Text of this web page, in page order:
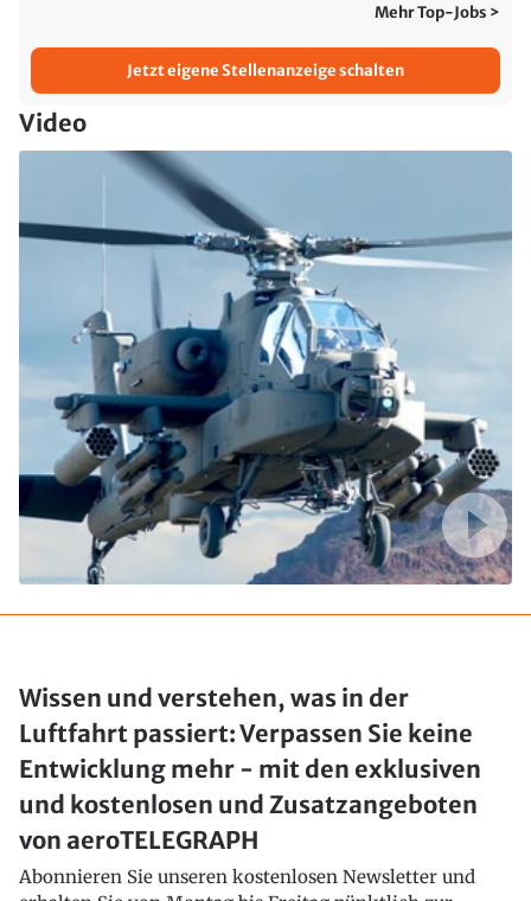
Mehr Top-Jobs >
Jetzt eigene Stellenanzeige schalten
Video
Wissen und verstehen, was in der
Luftfahrt passiert: Verpassen Sie keine
Entwicklung mehr - mit den exklusiven
und kostenlosen und Zusatzangeboten
von aeroTELEGRAPH
Abonnieren Sie unseren kostenlosen Newsletter und